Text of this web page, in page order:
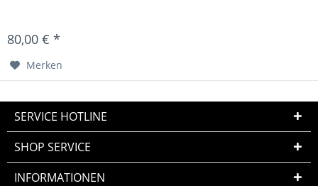
80,00 € *
Merken
SERVICE HOTLINE
SHOP SERVICE
INFORMATIONEN